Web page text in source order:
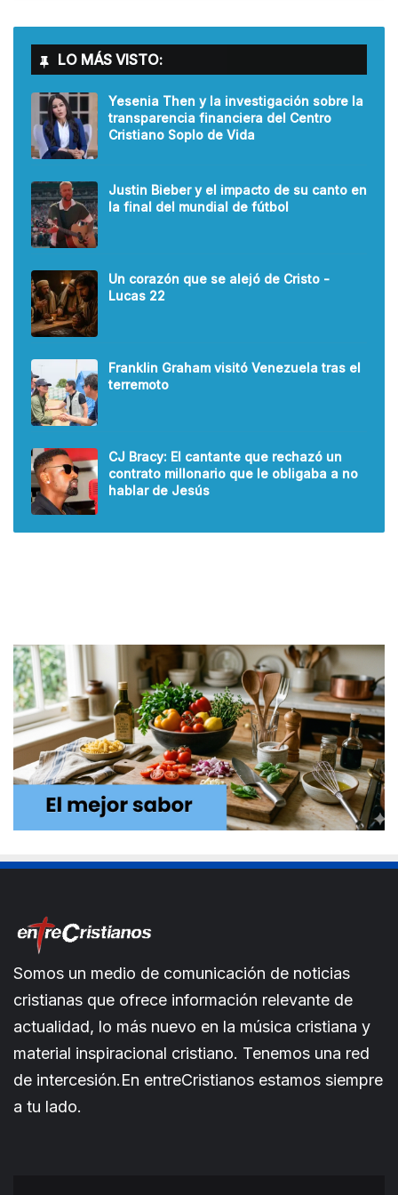
LO MÁS VISTO:
Yesenia Then y la investigación sobre la
transparencia financiera del Centro
Cristiano Soplo de Vida
Justin Bieber y el impacto de su canto en
la final del mundial de fútbol
Un corazón que se alejó de Cristo -
Lucas 22
Franklin Graham visitó Venezuela tras el
terremoto
CJ Bracy: El cantante que rechazó un
contrato millonario que le obligaba a no
hablar de Jesús
Somos un medio de comunicación de noticias
cristianas que ofrece información relevante de
actualidad, lo más nuevo en la música cristiana y
material inspiracional cristiano. Tenemos una red
de intercesión.En entreCristianos estamos siempre
a tu lado.